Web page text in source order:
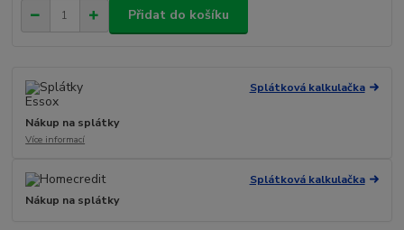
Přidat do košíku
Splátková kalkulačka
Nákup na splátky
Více informací
Splátková kalkulačka
Nákup na splátky